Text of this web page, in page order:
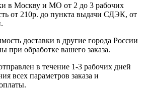
в Москву и МО от 2 до 3 рабочих
от 210р. до пункта выдачи СДЭК, от
доставки в другие города России
при обработке вашего заказа.
в течение 1-3 рабочих дней
всех параметров заказа и